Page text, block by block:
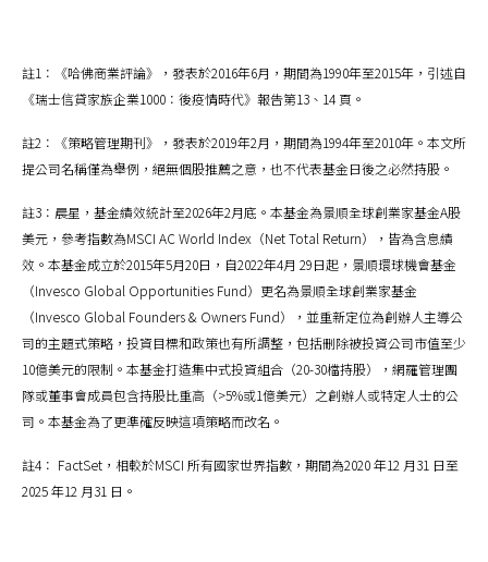
註1：《哈佛商業評論》，發表於2016年6月，期間為1990年至2015年，引述自
《瑞士信貸家族企業1000：後疫情時代》報告第13、14 頁。
註2：《策略管理期刊》，發表於2019年2月，期間為1994年至2010年。本文所
提公司名稱僅為舉例，絕無個股推薦之意，也不代表基金日後之必然持股。
註3：晨星，基金績效統計至2026年2月底。本基金為景順全球創業家基金A股
美元，參考指數為MSCI AC World Index（Net Total Return），皆為含息績
效。本基金成立於2015年5月20日，自2022年4月 29日起，景順環球機會基金
（Invesco Global Opportunities Fund）更名為景順全球創業家基金
（Invesco Global Founders & Owners Fund），並重新定位為創辦人主導公
司的主題式策略，投資目標和政策也有所調整，包括刪除被投資公司市值至少
10億美元的限制。本基金打造集中式投資組合（20-30檔持股），網羅管理團
隊或董事會成員包含持股比重高（>5%或1億美元）之創辦人或特定人士的公
司。本基金為了更準確反映這項策略而改名。
註4： FactSet，相較於MSCI 所有國家世界指數，期間為2020 年12 月31 日至
2025 年12 月31 日。